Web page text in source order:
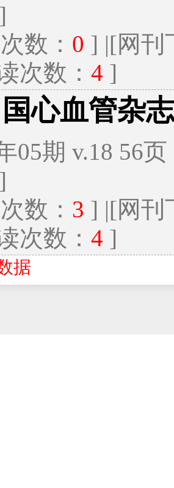
数： 0 ] |[网刊
次数： 4 ]
国心血管杂
05期 v.18 56页
数： 3 ] |[网刊
次数： 4 ]
据